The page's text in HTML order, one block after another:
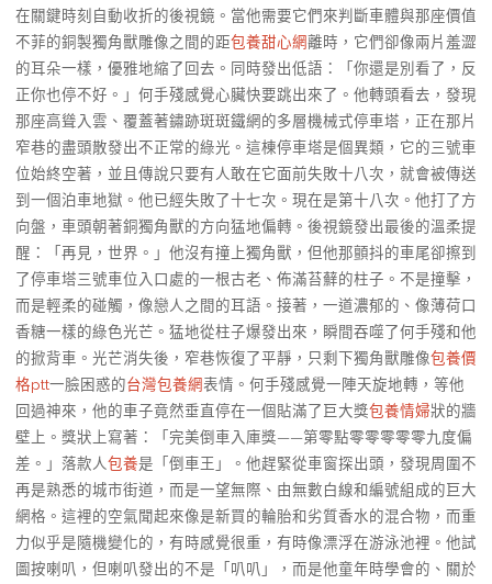
在關鍵時刻自動收折的後視鏡。當他需要它們來判斷車體與那座價值
不菲的銅製獨角獸雕像之間的距包養甜心網離時，它們卻像兩片羞澀
的耳朵一樣，優雅地縮了回去。同時發出低語：「你還是別看了，反
正你也停不好。」何手殘感覺心臟快要跳出來了。他轉頭看去，發現
那座高聳入雲、覆蓋著鏽跡斑斑鐵網的多層機械式停車塔，正在那片
窄巷的盡頭散發出不正常的綠光。這棟停車塔是個異類，它的三號車
位始終空著，並且傳說只要有人敢在它面前失敗十八次，就會被傳送
到一個泊車地獄。他已經失敗了十七次。現在是第十八次。他打了方
向盤，車頭朝著銅獨角獸的方向猛地偏轉。後視鏡發出最後的溫柔提
醒：「再見，世界。」他沒有撞上獨角獸，但他那顫抖的車尾卻擦到
了停車塔三號車位入口處的一根古老、佈滿苔蘚的柱子。不是撞擊，
而是輕柔的碰觸，像戀人之間的耳語。接著，一道濃郁的、像薄荷口
香糖一樣的綠色光芒。猛地從柱子爆發出來，瞬間吞噬了何手殘和他
的掀背車。光芒消失後，窄巷恢復了平靜，只剩下獨角獸雕像包養價
格ptt一臉困惑的台灣包養網表情。何手殘感覺一陣天旋地轉，等他
回過神來，他的車子竟然垂直停在一個貼滿了巨大獎包養情婦狀的牆
壁上。獎狀上寫著：「完美倒車入庫獎——第零點零零零零零九度偏
差。」落款人包養是「倒車王」。他趕緊從車窗探出頭，發現周圍不
再是熟悉的城市街道，而是一望無際、由無數白線和編號組成的巨大
網格。這裡的空氣聞起來像是新買的輪胎和劣質香水的混合物，而重
力似乎是隨機變化的，有時感覺很重，有時像漂浮在游泳池裡。他試
圖按喇叭，但喇叭發出的不是「叭叭」，而是他童年時學會的、關於